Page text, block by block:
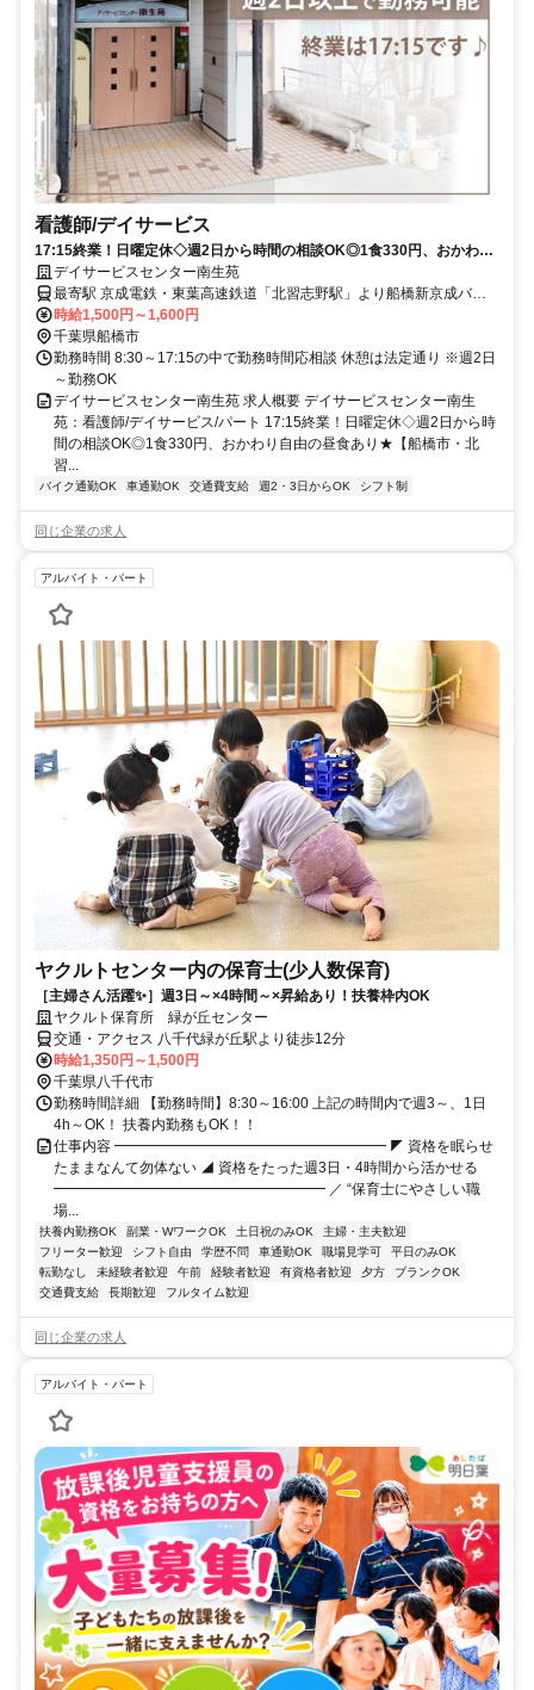
看護師/デイサービス
17:15終業！日曜定休◇週2日から時間の相談OK◎1食330円、おかわり
自由の昼食あり★【船橋市・北習志野駅・デイサービス・看護師・パー
ト】
デイサービスセンター南生苑
最寄駅 京成電鉄・東葉高速鉄道「北習志野駅」より船橋新京成バス
「古和釜十字路バス停」下車、徒歩6分
時給1,500円～1,600円
千葉県船橋市
勤務時間 8:30～17:15の中で勤務時間応相談 休憩は法定通り ※週2日
～勤務OK
デイサービスセンター南生苑 求人概要 デイサービスセンター南生
苑：看護師/デイサービス/パート 17:15終業！日曜定休◇週2日から時
間の相談OK◎1食330円、おかわり自由の昼食あり★【船橋市・北
習...
バイク通勤OK 車通勤OK 交通費支給 週2・3日からOK シフト制
同じ企業の求人
アルバイト・パート
ヤクルトセンター内の保育士(少人数保育)
［主婦さん活躍✨］週3日～×4時間～×昇給あり！扶養枠内OK
ヤクルト保育所 緑が丘センター
交通・アクセス 八千代緑が丘駅より徒歩12分
時給1,350円～1,500円
千葉県八千代市
勤務時間詳細 【勤務時間】8:30～16:00 上記の時間内で週3～、1日
4h～OK！ 扶養内勤務もOK！！
仕事内容 ━━━━━━━━━━━━━━━━━━━ ◤ 資格を眠らせ
たままなんて勿体ない ◢ 資格をたった週3日・4時間から活かせる
━━━━━━━━━━━━━━━━━━━ ／ “保育士にやさしい職
場...
扶養内勤務OK 副業・WワークOK 土日祝のみOK
主婦・主夫歓迎
フリーター歓迎
シフト自由 学歴不問 車通勤OK 職場見学可
平日のみOK
転勤なし
未経験者歓迎 午前 経験者歓迎 有資格者歓迎 夕方
ブランクOK
交通費支給
長期歓迎 フルタイム歓迎
同じ企業の求人
アルバイト・パート